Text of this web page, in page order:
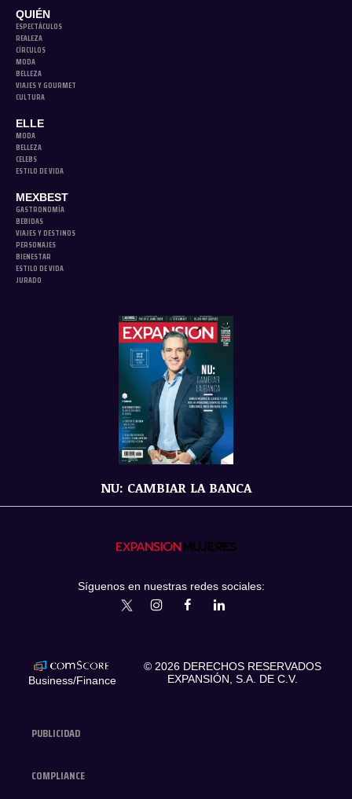
QUIÉN
ESPECTÁCULOS
REALEZA
CÍRCULOS
MODA
BELLEZA
VIAJES Y GOURMET
CULTURA
ELLE
MODA
BELLEZA
CELEBS
ESTILO DE VIDA
MEXBEST
GASTRONOMÍA
BEBIDAS
VIAJES Y DESTINOS
PERSONAJES
BIENESTAR
ESTILO DE VIDA
JURADO
NU: CAMBIAR LA BANCA
PUBLICIDAD
COMPLIANCE
Síguenos en nuestras redes sociales:
expansionmxExpansionMex
Business/Finance
© 2026 DERECHOS RESERVADOS
EXPANSIÓN, S.A. DE C.V.